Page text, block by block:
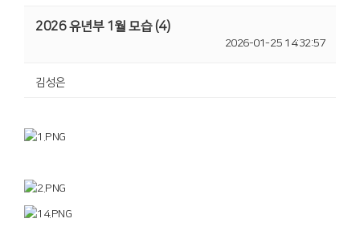
2026 유년부 1월 모습 (4)
2026-01-25 14:32:57
김성은